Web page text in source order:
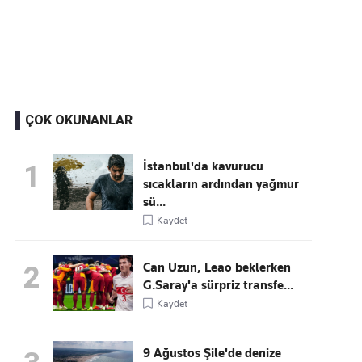
ÇOK OKUNANLAR
1
İstanbul'da kavurucu
sıcakların ardından yağmur
sü...
Kaydet
2
Can Uzun, Leao beklerken
G.Saray'a sürpriz transfe...
Kaydet
9 Ağustos Şile'de denize